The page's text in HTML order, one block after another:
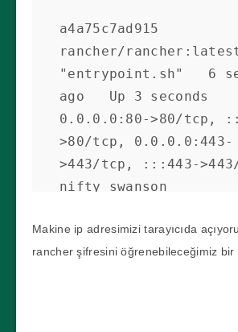
a4a75c7ad915
rancher/
"entrypoint.sh"   6
ago   Up 3 seconds
0.0.0.0:80->80/tcp,
>80/tcp, 0.0.0.0:443-
>443/tcp, :::443-
nifty_swanson
Makine ip adresimizi tarayıcıda
rancher şifresini öğrenebileceğimiz bir